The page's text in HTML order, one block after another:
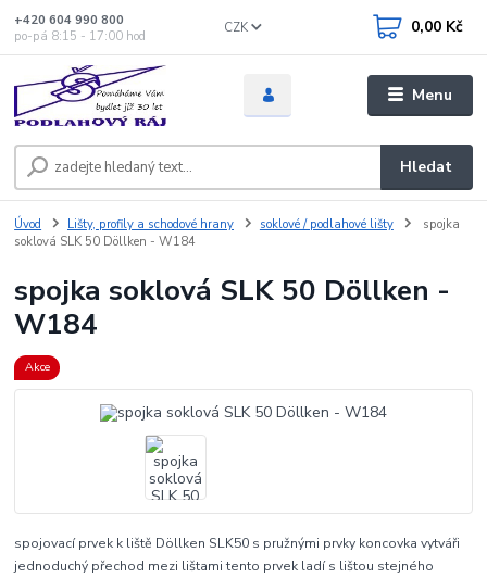
Menu
CZK
Hledat
+420 604 990 800
po-pá 8:15 - 17:00 hod
0,00 Kč
Úvod Lišty, profily a schodové hrany soklové / podlahové lišty
spojka
soklová SLK 50 Döllken - W184
spojka soklová SLK 50 Döllken -
W184
Akce
spojovací prvek k liště Döllken SLK50 s pružnými prvky koncovka vytváři
jednoduchý přechod mezi lištami tento prvek ladí s lištou stejného